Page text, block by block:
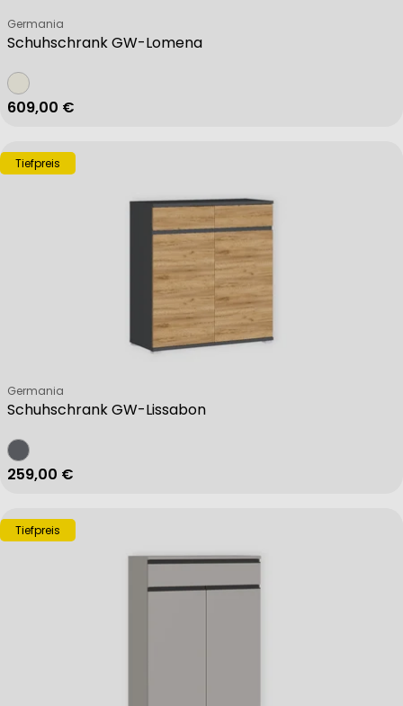
Schuhschrank GW-Lomena
Verkäufer:
Germania
Regulärer Preis
609,00 €
Tiefpreis
Schuhschrank GW-Lissabon
Verkäufer:
Germania
Regulärer Preis
259,00 €
Tiefpreis